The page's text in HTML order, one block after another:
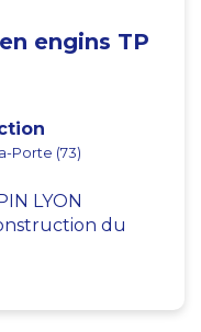
engins TP
Porte (73)
LYON
du